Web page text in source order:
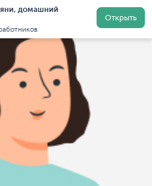
домашний
Открыть
Домработницы в Обнинске